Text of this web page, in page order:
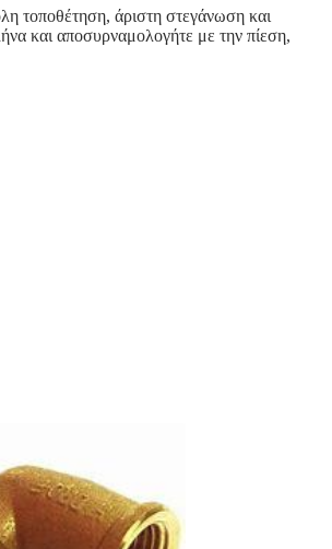
τοποθέτηση, άριστη στεγάνωση και
και αποσυρναμολογήτε με την πίεση,